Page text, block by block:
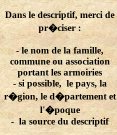
Dans le descriptif, merci de
pr�ciser :
- le nom de la famille,
commune ou association
portant les armoiries
- si possible, le pays, la
r�gion, le d�partement et
l'�poque
- la source du descriptif